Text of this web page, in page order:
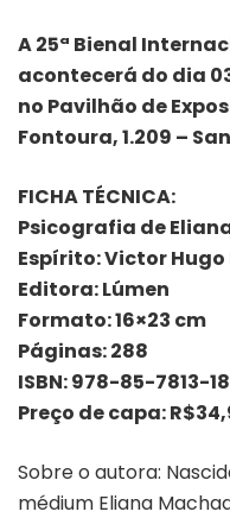
A 25ª Bienal
acontecerá do dia
no Pavilhão de
Fontoura, 1.209 –
FICHA TÉCNICA:
Psicografia de
Espírito: Victor
Editora: Lúmen
Formato: 16×23 cm
Páginas: 288
ISBN: 978-85-7813-
Preço de capa:
Sobre o autora:
médium Eliana